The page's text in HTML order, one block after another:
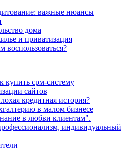
важные нюансы
дома
и приватизация
воспользоваться?
купить срм-систему
сайтов
кредитная история?
в малом бизнесе
в любви клиентам".
индивидуальный